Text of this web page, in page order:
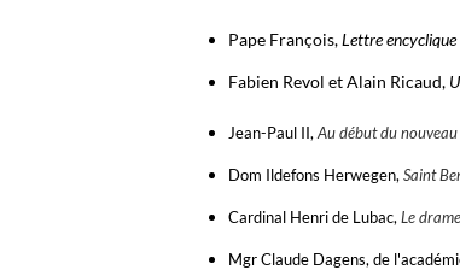
Pape François,Lettre
Fabien Revol et Alain Ricaud,
Jean-Paul II,Au début du
Dom Ildefons Herwegen,Saint
Cardinal Henri de Lubac,Le
Mgr Claude Dagens, de